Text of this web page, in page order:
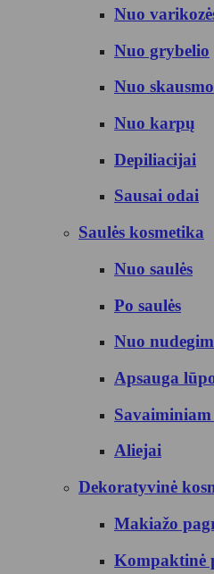
Nuo
Nuo grybelio
Nuo skausmo
Nuo karpų
Depiliacijai
Sausai odai
Saulės kosmetika
Nuo saulės
Po saulės
Nuo
Apsauga
Aliejai
Dekoratyvinė
Makiažo
Kompaktinė